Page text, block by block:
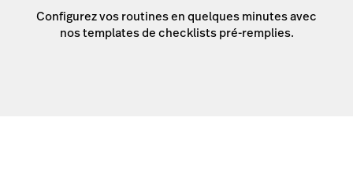
Configurez vos routines en quelques minutes avec
nos templates de checklists pré-remplies.